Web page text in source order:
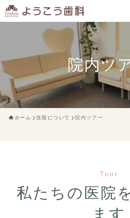
院内ツ
ホーム 当院について 院内ツアー
Tour
私たちの医院
ます